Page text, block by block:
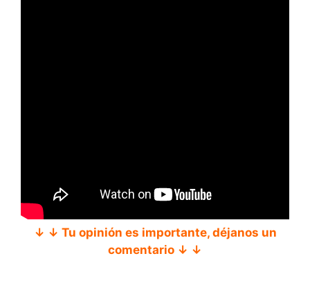
↓ ↓ Tu opinión es importante, déjanos un
comentario ↓ ↓